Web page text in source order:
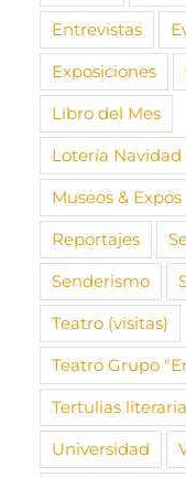
Entrevistas
Exposiciones
Libro del Mes
Lotería Navidad
Museos & Expos
Reportajes
Senderismo
Teatro (visitas)
Teatro Grupo
Tertulias
Universidad